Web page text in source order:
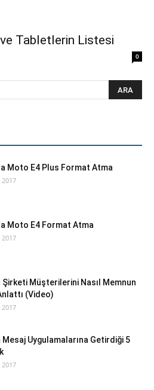
Tabletlerin Listesi
0
Moto E4 Plus Format Atma
2017
Moto E4 Format Atma
2017
Şirketi Müşterilerini Nasıl Memnun
(Video)
2017
Mesaj Uygulamalarına Getirdiği 5
2017